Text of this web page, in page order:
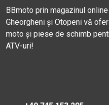
BBmoto prin magazinul
Gheorgheni și Otopeni vă
moto și piese de schimb
ATV-uri!